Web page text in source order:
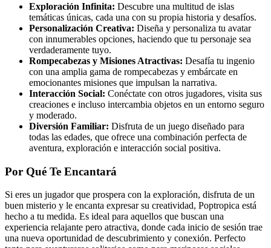
Exploración Infinita: Descubre una multitud de islas
temáticas únicas, cada una con su propia historia y desafíos.
Personalización Creativa: Diseña y personaliza tu avatar
con innumerables opciones, haciendo que tu personaje sea
verdaderamente tuyo.
Rompecabezas y Misiones Atractivas: Desafía tu ingenio
con una amplia gama de rompecabezas y embárcate en
emocionantes misiones que impulsan la narrativa.
Interacción Social: Conéctate con otros jugadores, visita sus
creaciones e incluso intercambia objetos en un entorno seguro
y moderado.
Diversión Familiar: Disfruta de un juego diseñado para
todas las edades, que ofrece una combinación perfecta de
aventura, exploración e interacción social positiva.
Por Qué Te Encantará
Si eres un jugador que prospera con la exploración, disfruta de un
buen misterio y le encanta expresar su creatividad, Poptropica está
hecho a tu medida. Es ideal para aquellos que buscan una
experiencia relajante pero atractiva, donde cada inicio de sesión trae
una nueva oportunidad de descubrimiento y conexión. Perfecto